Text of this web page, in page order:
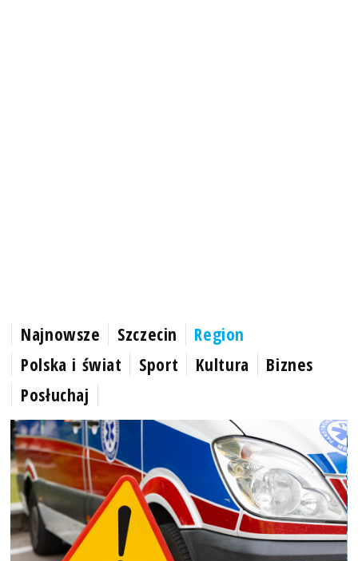
Najnowsze Szczecin
Region
Polska i świat
Sport Kultura
Biznes
Posłuchaj